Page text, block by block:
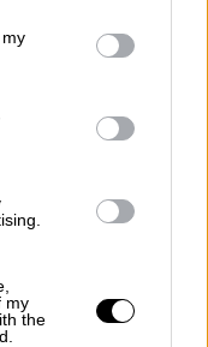
You may click to
third-party tags to
in below Google
my
the
βάλει ο κύριος
χρόνο. Τα
να χτίσει τις
ήθελε να έχει η
έχουμε
συνεχίσουμε,
σκληρά.
μας. Το
ψηλά, αλλά να